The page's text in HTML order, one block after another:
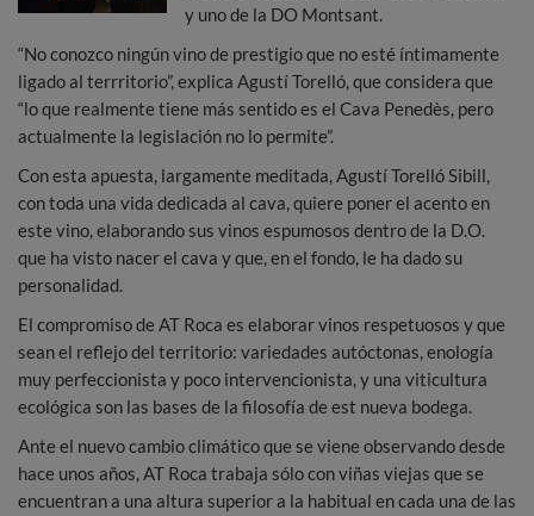
y uno de la DO Montsant.
“No conozco ningún vino de prestigio que no esté íntimamente
ligado al terrritorio”, explica Agustí Torelló, que considera que
“lo que realmente tiene más sentido es el Cava Penedès, pero
actualmente la legislación no lo permite”.
Con esta apuesta, largamente meditada, Agustí Torelló Sibill,
con toda una vida dedicada al cava, quiere poner el acento en
este vino, elaborando sus vinos espumosos dentro de la D.O.
que ha visto nacer el cava y que, en el fondo, le ha dado su
personalidad.
El compromiso de AT Roca es elaborar vinos respetuosos y que
sean el reflejo del territorio: variedades autóctonas, enología
muy perfeccionista y poco intervencionista, y una viticultura
ecológica son las bases de la filosofía de est nueva bodega.
Ante el nuevo cambio climático que se viene observando desde
hace unos años, AT Roca trabaja sólo con viñas viejas que se
encuentran a una altura superior a la habitual en cada una de las